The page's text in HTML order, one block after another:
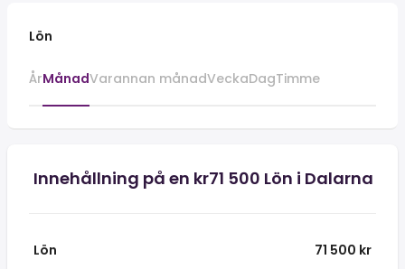
Lön
ÅrMånadVarannan månadVeckaDagTimme
Innehållning på en kr71 500 Lön i Dalarna
Lön
71 500 kr